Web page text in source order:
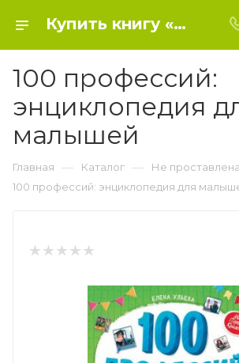
Купить книгу «100 профессий: энциклопедия для малышей» 2022, Ульева Е. - Не проставлена группа
100 профессий:
энциклопедия
малышей
Главная — Каталог — Не
100 профессий: энциклопедия для